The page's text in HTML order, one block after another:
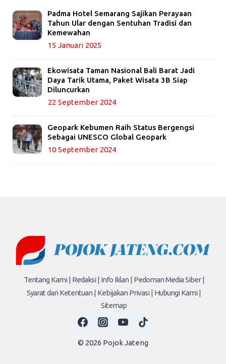
Padma Hotel Semarang Sajikan Perayaan
Tahun Ular dengan Sentuhan Tradisi dan
Kemewahan
15 Januari 2025
Ekowisata Taman Nasional Bali Barat Jadi
Daya Tarik Utama, Paket Wisata 3B Siap
Diluncurkan
22 September 2024
Geopark Kebumen Raih Status Bergengsi
Sebagai UNESCO Global Geopark
10 September 2024
Tentang Kami | Redaksi | Info Iklan | Pedoman Media Siber |
Syarat dan Ketentuan | Kebijakan Privasi | Hubungi Kami |
Sitemap
© 2026 Pojok Jateng